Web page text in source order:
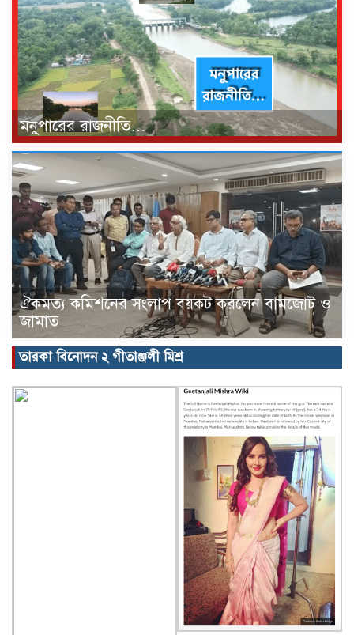
মনুপারের রাজনীতি…
ঐকমত্য কমিশনের সংলাপ বয়কট করলেন বামজোট ও
জামাত
তারকা বিনোদন ২ গীতাঞ্জলী মিশ্র